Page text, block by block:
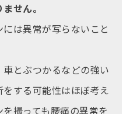
せん。
は異常が写らないこと
とぶつかるなどの強い
する可能性はほぼ考え
撮っても腰痛の異常を